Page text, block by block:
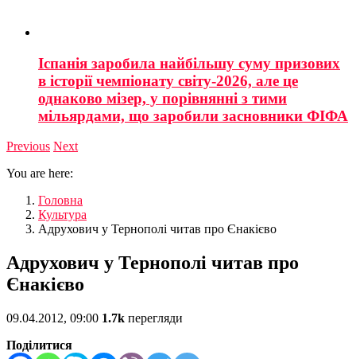
Іспанія заробила найбільшу суму призових
в історії чемпіонату світу-2026, але це
однаково мізер, у порівнянні з тими
мільярдами, що заробили засновники ФІФА
Previous Next
You are here:
Головна
Культура
Адрухович у Тернополі читав про Єнакієво
Адрухович у Тернополі читав про
Єнакієво
09.04.2012, 09:00 1.7k перегляди
Поділитися